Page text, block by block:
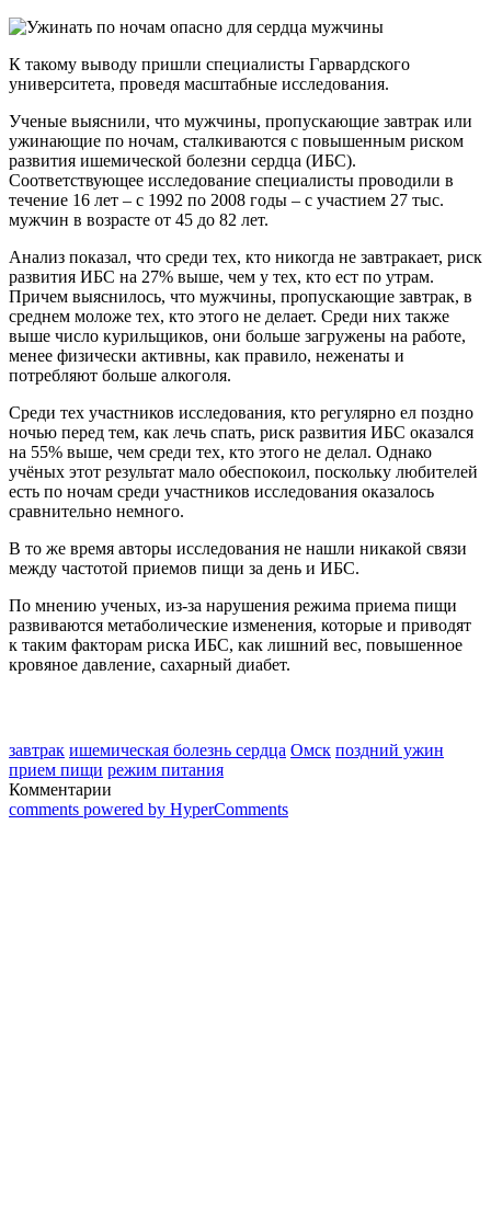
К такому выводу пришли специалисты Гарвардского
университета, проведя масштабные исследования.
Ученые выяснили, что мужчины, пропускающие завтрак или
ужинающие по ночам, сталкиваются с повышенным риском
развития ишемической болезни сердца (ИБС).
Соответствующее исследование специалисты проводили в
течение 16 лет – с 1992 по 2008 годы – с участием 27 тыс.
мужчин в возрасте от 45 до 82 лет.
Анализ показал, что среди тех, кто никогда не завтракает, риск
развития ИБС на 27% выше, чем у тех, кто ест по утрам.
Причем выяснилось, что мужчины, пропускающие завтрак, в
среднем моложе тех, кто этого не делает. Среди них также
выше число курильщиков, они больше загружены на работе,
менее физически активны, как правило, неженаты и
потребляют больше алкоголя.
Среди тех участников исследования, кто регулярно ел поздно
ночью перед тем, как лечь спать, риск развития ИБС оказался
на 55% выше, чем среди тех, кто этого не делал. Однако
учёных этот результат мало обеспокоил, поскольку любителей
есть по ночам среди участников исследования оказалось
сравнительно немного.
В то же время авторы исследования не нашли никакой связи
между частотой приемов пищи за день и ИБС.
По мнению ученых, из-за нарушения режима приема пищи
развиваются метаболические изменения, которые и приводят
к таким факторам риска ИБС, как лишний вес, повышенное
кровяное давление, сахарный диабет.
завтрак ишемическая болезнь сердца Омск поздний ужин
прием пищи режим питания
Комментарии
comments powered by HyperComments